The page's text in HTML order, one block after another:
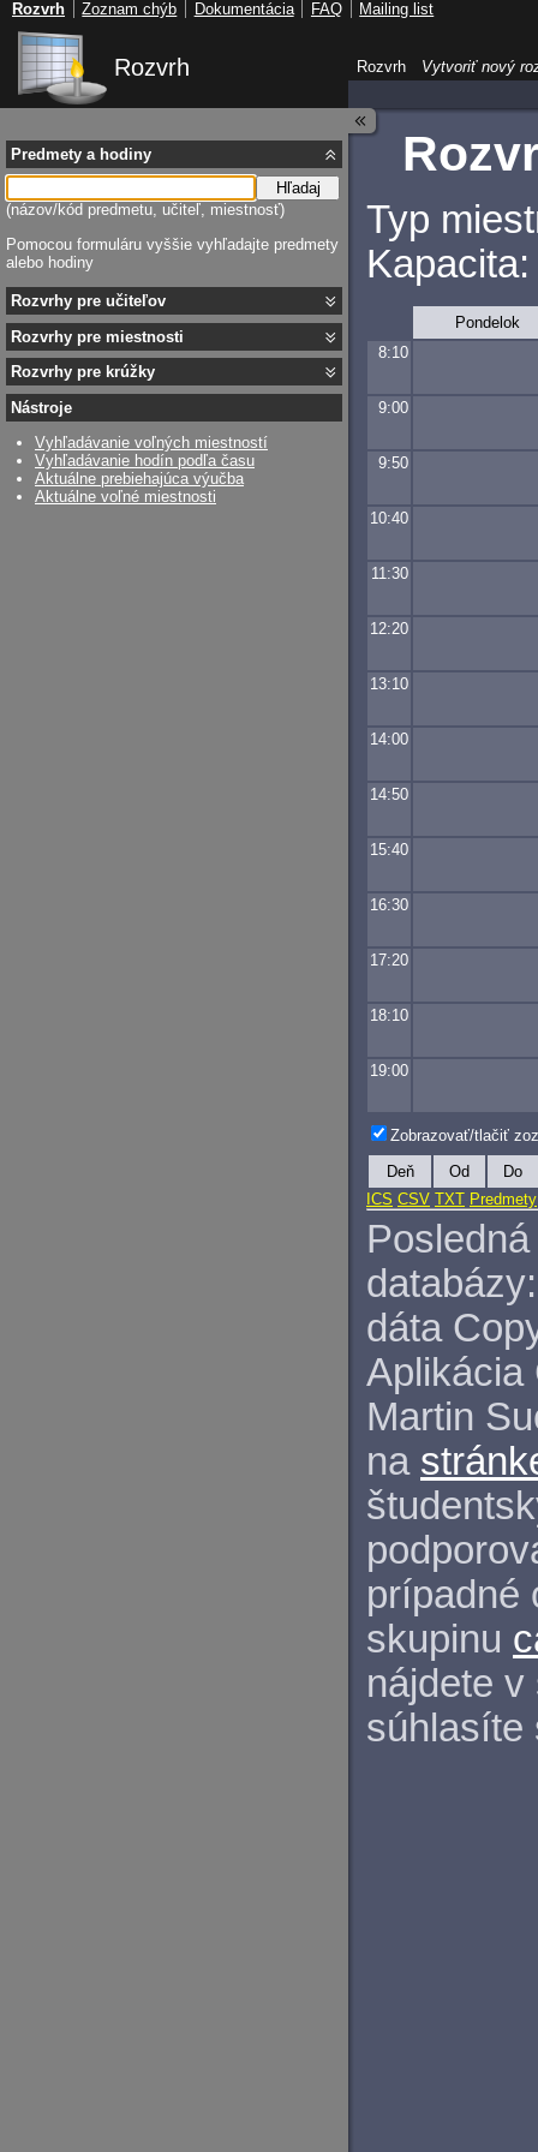
Rozvrh
Typ
Pondelok
8:10
9:00
9:50
10:40
11:30
12:20
13:10
14:00
14:50
15:40
16:30
17:20
18:10
19:00
Zobrazovať/tlačiť
Deň Od
Do
ICS CSV TXT Predmety
databázy:
dáta
Aplikácia
Martin
na
prípadné
skupinu
nájdete
Predmety a hodiny
Hľadaj
(názov/kód predmetu, učiteľ, miestnosť)
Pomocou formuláru vyššie vyhľadajte predmety
alebo hodiny
Rozvrhy pre učiteľov
Rozvrhy pre miestnosti
Rozvrhy pre krúžky
Nástroje
Vyhľadávanie voľných miestností
Vyhľadávanie hodín podľa času
Aktuálne prebiehajúca výučba
Aktuálne voľné miestnosti
Rozvrh Vytvoriť nový
Rozvrh Zoznam chýb Dokumentácia FAQ Mailing list